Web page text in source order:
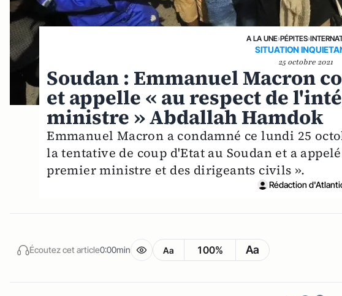
A LA UNE›PÉPITES›
SITUATION
25 octobre 2021
Soudan : Emmanuel Macron
et appelle « au respect de
ministre » Abdallah Hamdok
Emmanuel Macron a condamné ce lundi 25
la tentative de coup d'Etat au Soudan et a
premier ministre et des dirigeants civils ».
Rédaction
Écoutez cet article0:00min Aa 100% Aa